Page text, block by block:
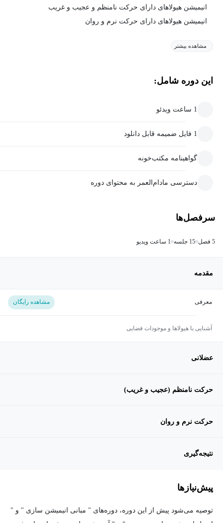
انیمیشن هیولاهای دارای حرکت نامنظم و عجیب و غریب
انیمیشن هیولاهای دارای حرکت نرم و روان
مشاهده بیشتر
این دوره شامل:
1 ساعت ویدئو
1 فایل ضمیمه قابل دانلود
گواهینامه مکتب‌خونه
دسترسی مادام‌العمر به محتوای دوره
سرفصل‌ها
5 فصل 15 جلسه 1 ساعت ویدیو
مقدمه
معرفی مشاهده رایگان
آشنایی با هیولاها و موجودات فضایی
عضلانی
حرکت نامنظم (عجیب و غریب)
حرکت نرم و روان
نتیجه‌گیری
پیش‌نیاز‌ها
توصیه می‌شود پیش از این دوره، دوره‌های " مبانی انیمیشن سازی " و "